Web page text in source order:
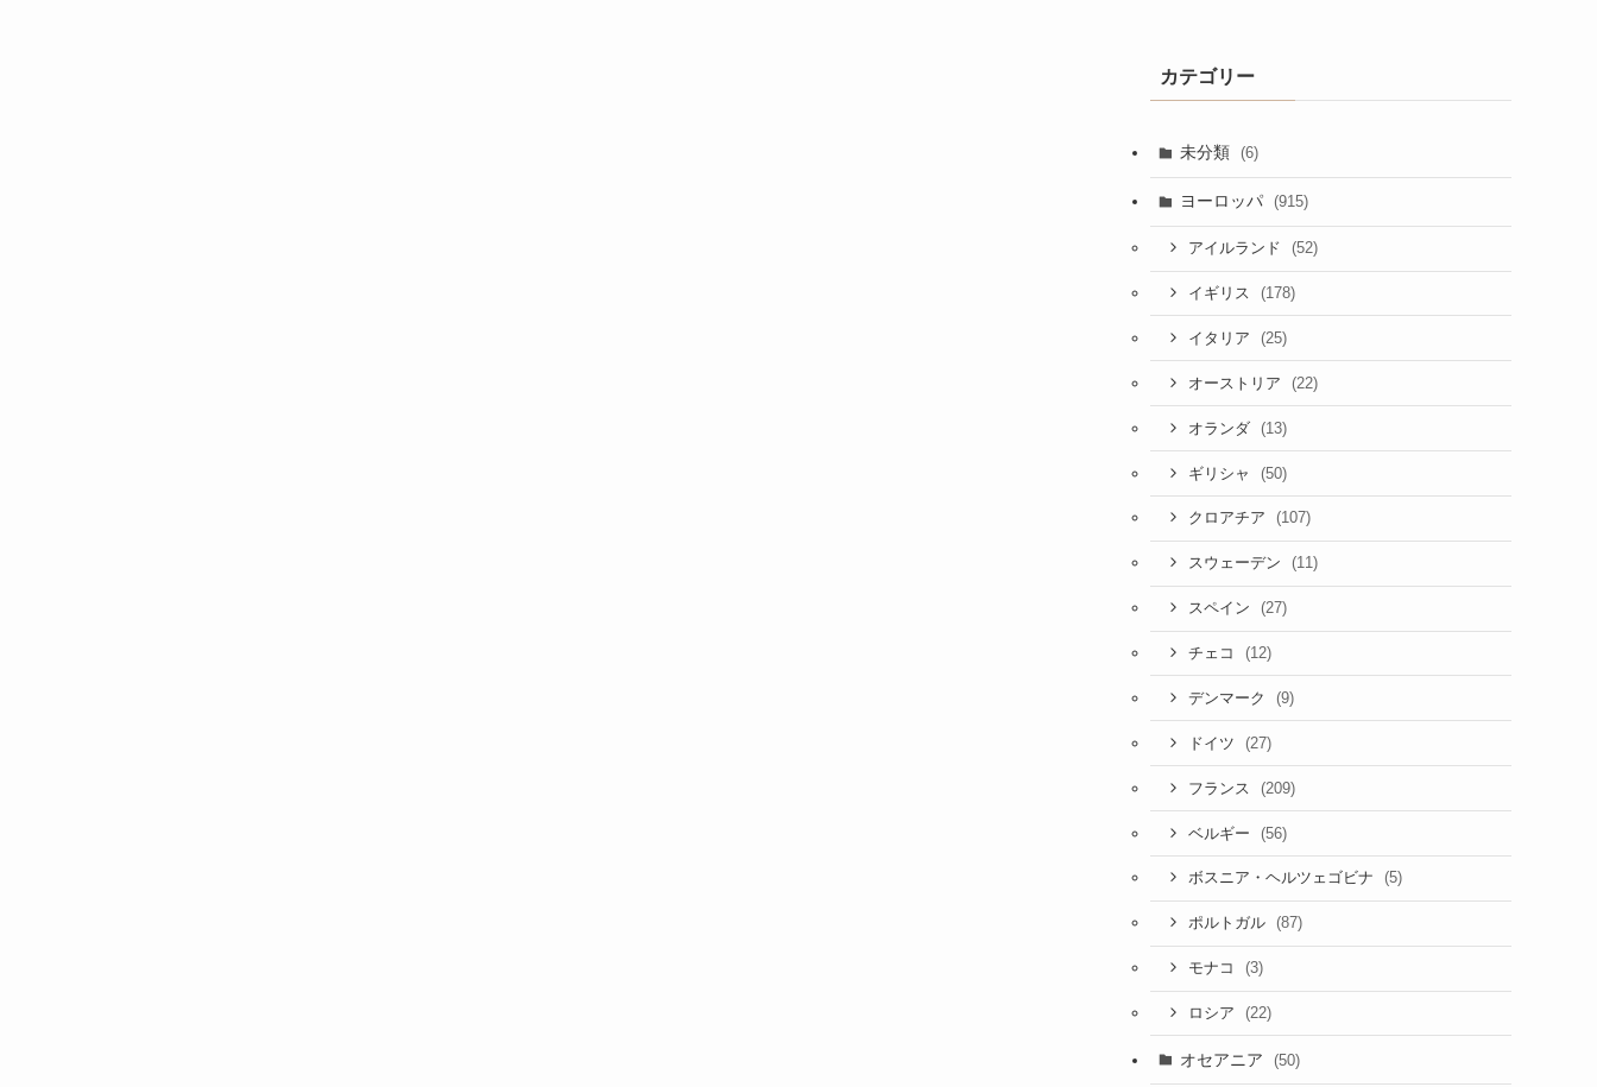
カテゴリー
未分類 (6)
ヨーロッパ (915)
アイルランド (52)
イギリス (178)
イタリア (25)
オーストリア (22)
オランダ (13)
ギリシャ (50)
クロアチア (107)
スウェーデン (11)
スペイン (27)
チェコ (12)
デンマーク (9)
ドイツ (27)
フランス (209)
ベルギー (56)
ボスニア・ヘルツェゴビナ (5)
ポルトガル (87)
モナコ (3)
ロシア (22)
オセアニア (50)